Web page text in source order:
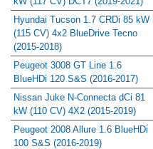
Hyundai Tucson 1.7 CRDi 85 kW
(115 CV) 4x2 BlueDrive Tecno
(2015-2018)
Peugeot 3008 GT Line 1.6
BlueHDi 120 S&S (2016-2017)
Nissan Juke N-Connecta dCi 81
kW (110 CV) 4X2 (2015-2019)
Peugeot 2008 Allure 1.6 BlueHDi
100 S&S (2016-2019)